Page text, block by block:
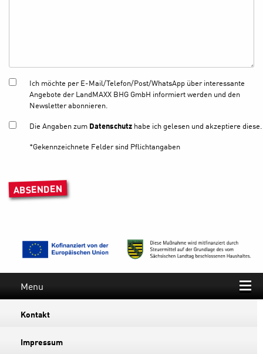
Ich möchte per E-Mail/Telefon/Post/WhatsApp über interessante
Angebote der LandMAXX BHG GmbH informiert werden und den
Newsletter abonnieren.
Die Angaben zum Datenschutzhabe ich gelesen und akzeptiere diese.
*Gekennzeichnete Felder sind Pflichtangaben
Menu
Kontakt
Impressum